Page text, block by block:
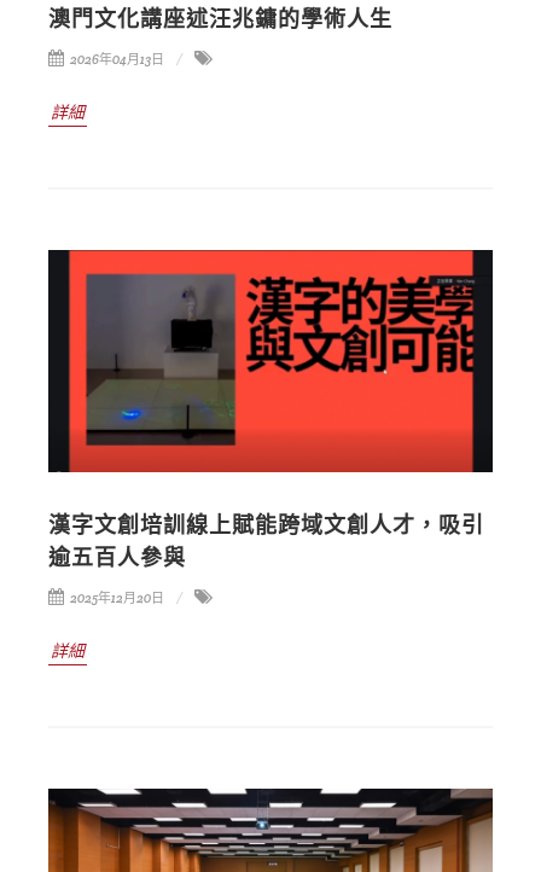
澳門文化講座述汪兆鏞的學術人生
2026年04月13日
詳細
漢字文創培訓線上賦能跨域文創人才，吸引
逾五百人參與
2025年12月20日
詳細